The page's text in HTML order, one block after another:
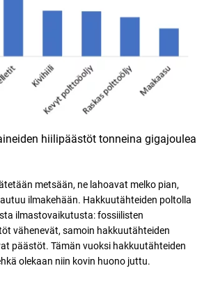
hiilipäästöt tonneina gigajoulea
metsään, ne lahoavat melko pian,
ilmakehään. Hakkuutähteiden poltolla
ilmastovaikutusta: fossiilisten
vähenevät, samoin hakkuutähteiden
päästöt. Tämän vuoksi hakkuutähteiden
olekaan niin kovin huono juttu.